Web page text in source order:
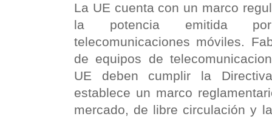
La UE cuenta con un marco
la potencia emitida
telecomunicaciones móviles.
de equipos de
UE deben cumplir la
establece un marco
mercado, de libre circulación y